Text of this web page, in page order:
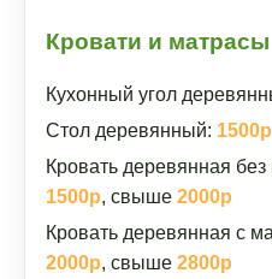
Кровати и матрасы
Кухонный угол
Стол деревянный: 1500р
Кровать деревянная
1500р, свыше 2000р
Кровать деревянная с
2000р, свыше 2800р